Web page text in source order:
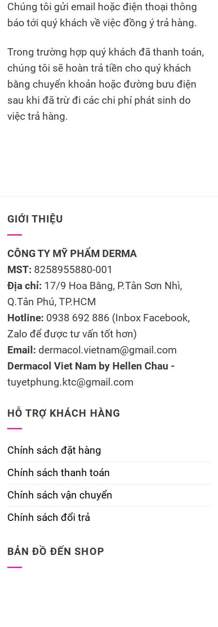
Chúng tôi gửi email hoặc điện thoại thông
báo tới quý khách về việc đồng ý trả hàng.
Trong trường hợp quý khách đã thanh toán,
chúng tôi sẽ hoàn trả tiền cho quý khách
bằng chuyển khoản hoặc đường bưu điện
sau khi đã trừ đi các chi phí phát sinh do
việc trả hàng.
GIỚI THIỆU
CÔNG TY MỸ PHẨM DERMA
MST: 8258955880-001
Địa chỉ: 17/9 Hoa Bằng, P.Tân Sơn Nhì,
Q.Tân Phú, TP.HCM
Hotline: 0938 692 886 (Inbox Facebook,
Zalo để được tư vấn tốt hơn)
Email: dermacol.vietnam@gmail.com
Dermacol Viet Nam by Hellen Chau -
tuyetphung.ktc@gmail.com
HỖ TRỢ KHÁCH HÀNG
Chính sách đặt hàng
Chính sách thanh toán
Chính sách vận chuyển
Chính sách đổi trả
BẢN ĐỒ ĐẾN SHOP